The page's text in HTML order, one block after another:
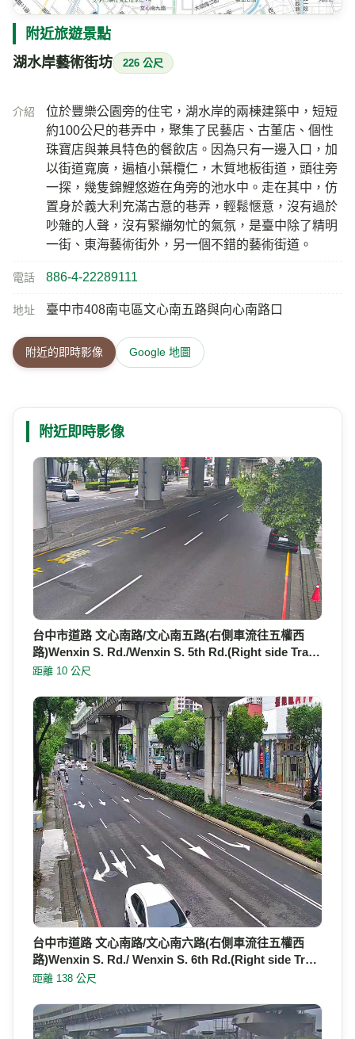
附近旅遊景點
湖水岸藝術街坊 226 公尺
介紹
位於豐樂公園旁的住宅，湖水岸的兩棟建築中，短短
約100公尺的巷弄中，聚集了民藝店、古董店、個性
珠寶店與兼具特色的餐飲店。因為只有一邊入口，加
以街道寬廣，遍植小葉欖仁，木質地板街道，頭往旁
一探，幾隻錦鯉悠遊在角旁的池水中。走在其中，仿
置身於義大利充滿古意的巷弄，輕鬆愜意，沒有過於
吵雜的人聲，沒有緊繃匆忙的氣氛，是臺中除了精明
一街、東海藝術街外，另一個不錯的藝術街道。
電話 886-4-22289111
地址 臺中市408南屯區文心南五路與向心南路口
附近的即時影像 Google 地圖
附近即時影像
台中市道路 文心南路/文心南五路(右側車流往五權西
路)Wenxin S. Rd./Wenxin S. 5th Rd.(Right side Tra…
距離 10 公尺
台中市道路 文心南路/文心南六路(右側車流往五權西
路)Wenxin S. Rd./ Wenxin S. 6th Rd.(Right side Tr…
距離 138 公尺